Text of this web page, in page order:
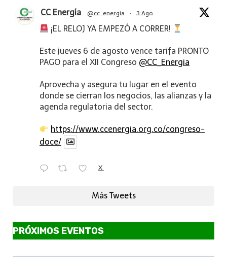
CC Energía @cc_energia · 3 Ago
¡EL RELOJ YA EMPEZÓ A CORRER!
Este jueves 6 de agosto vence tarifa PRONTO
PAGO para el XII Congreso @CC_Energia
Aprovecha y asegura tu lugar en el evento
donde se cierran los negocios, las alianzas y la
agenda regulatoria del sector.
https://www.ccenergia.org.co/congreso-
doce/
X
Más Tweets
PRÓXIMOS EVENTOS